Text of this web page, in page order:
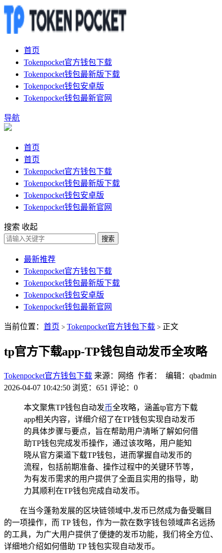
首页
Tokenpocket官方钱包下载
Tokenpocket钱包最新版下载
Tokenpocket钱包安卓版
Tokenpocket钱包最新官网
导航
首页
首页
Tokenpocket官方钱包下载
Tokenpocket钱包最新版下载
Tokenpocket钱包安卓版
Tokenpocket钱包最新官网
搜索 收起
搜索
最新推荐
Tokenpocket官方钱包下载
Tokenpocket钱包最新版下载
Tokenpocket钱包安卓版
Tokenpocket钱包最新官网
当前位置： 首页 > Tokenpocket官方钱包下载 > 正文
tp官方下载app-TP钱包自动发币全攻略
Tokenpocket官方钱包下载 来源：网络 作者： 编辑：qbadmin
2026-04-07 10:42:50 浏览：651 评论：0
本文聚焦TP钱包自动发币全攻略，涵盖tp官方下载
app相关内容，详细介绍了在TP钱包实现自动发币
的具体步骤与要点，旨在帮助用户清晰了解如何借
助TP钱包完成发币操作，通过该攻略，用户能知
晓从官方渠道下载TP钱包，进而掌握自动发币的
流程，包括前期准备、操作过程中的关键环节等，
为有发币需求的用户提供了全面且实用的指导，助
力其顺利在TP钱包完成自动发币。
在当今蓬勃发展的区块链领域中,发币已然成为备受瞩目
的一项操作，而 TP 钱包，作为一款在数字钱包领域声名远扬
的工具，为广大用户提供了便捷的发币功能，我们将全方位、
详细地介绍如何借助 TP 钱包实现自动发币。